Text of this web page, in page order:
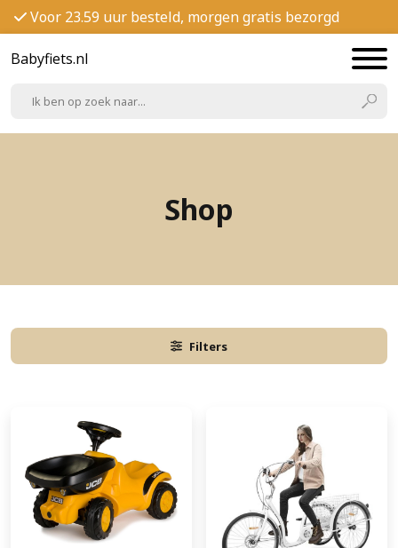
Voor 23.59 uur besteld, morgen gratis bezorgd
Babyfiets.nl
Shop
Filters